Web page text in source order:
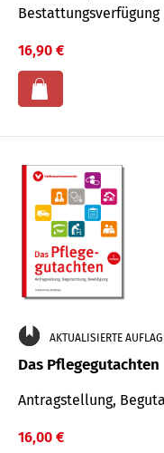
Bestat­tungs­ver­fügung
16,90 €
AKTUALISIERTE
Das Pflegegutachten
Antragstellung,
16,00 €